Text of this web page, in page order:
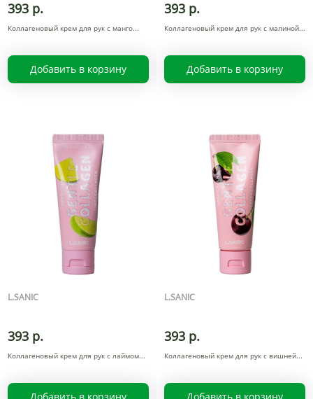
393 р.
Коллагеновый крем для рук с манго
Добавить в корзину
393 р.
Коллагеновый крем для рук с малиной
Добавить в корзину
L.SANIC
393 р.
Коллагеновый крем для рук с лаймом
L.SANIC
393 р.
Коллагеновый крем для рук с вишней